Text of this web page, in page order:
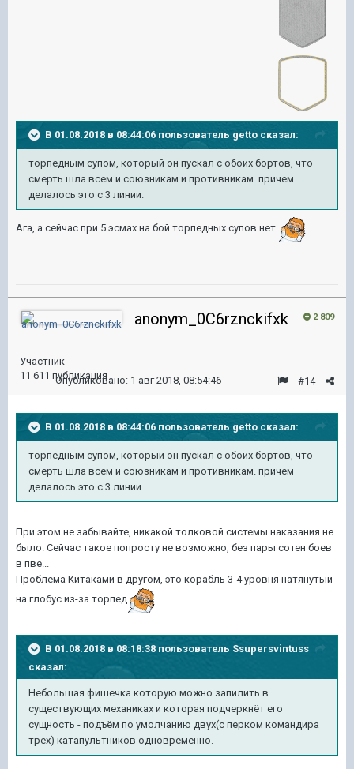
В 01.08.2018 в 08:44:06 пользователь getto сказал:
торпедным супом, который он пускал с обоих бортов, что
смерть шла всем и союзникам и противникам. причем
делалось это с 3 линии.
Ага, а сейчас при 5 эсмах на бой торпедных супов нет
2 809
anonym_0C6rznckifxk
Участник
11 611 публикация
#14
Опубликовано: 1 авг 2018, 08:54:46
В 01.08.2018 в 08:44:06 пользователь getto сказал:
торпедным супом, который он пускал с обоих бортов, что
смерть шла всем и союзникам и противникам. причем
делалось это с 3 линии.
При этом не забывайте, никакой толковой системы наказания не
было. Сейчас такое попросту не возможно, без пары сотен боев
в пве...
Проблема Китаками в другом, это корабль 3-4 уровня натянутый
на глобус из-за торпед
В 01.08.2018 в 08:18:38 пользователь Ssupersvintuss
сказал:
Небольшая фишечка которую можно запилить в
существующих механиках и которая подчеркнёт его
сущность - подъём по умолчанию двух(с перком командира
трёх) катапультников одновременно.